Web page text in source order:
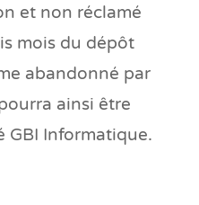
et non réclamé
mois du dépôt
abandonné par
ainsi être
GBI Informatique.